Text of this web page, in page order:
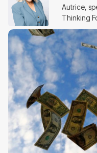
Autrice,
Thinking